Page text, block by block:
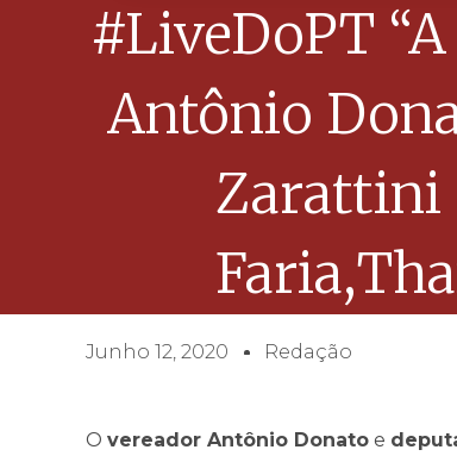
#LiveDoPT
Antônio
Zarattini
Junho 12, 2020 Redação
O vereador Antônio Donato e